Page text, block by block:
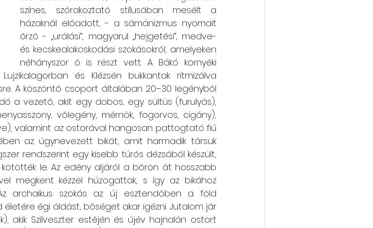
színes, szórakoztató stílusában mesélt a
házaknál előadott, - a sámánizmus nyomait
őrző - „urálási”, magyarul „hejgetési”, medve-
és kecskealakoskodási szokásokról, amelyeken
néhányszor ő is részt vett. A Bákó környéki
és Klézsén bukkantak ritmizálva
A köszöntő csoport általában 20–30 legényből
a vezető, akit egy dobos, egy sültüs (furulyás),
vőlegény, mérnök, fogorvos, cigány),
valamint az ostorával hangosan pattogtató fiú
az úgynevezett bikát, amit harmadik társuk
rendszerint egy kisebb túrós dézsából készült,
le. Az edény aljáról a bőrön át hosszabb
megkent kézzel húzogattak, s így az bikához
archaikus szokás az új esztendőben a föld
égi áldást, bőséget akar igézni. Jutalom jár
akik Szilveszter estéjén és újév hajnalán ostort